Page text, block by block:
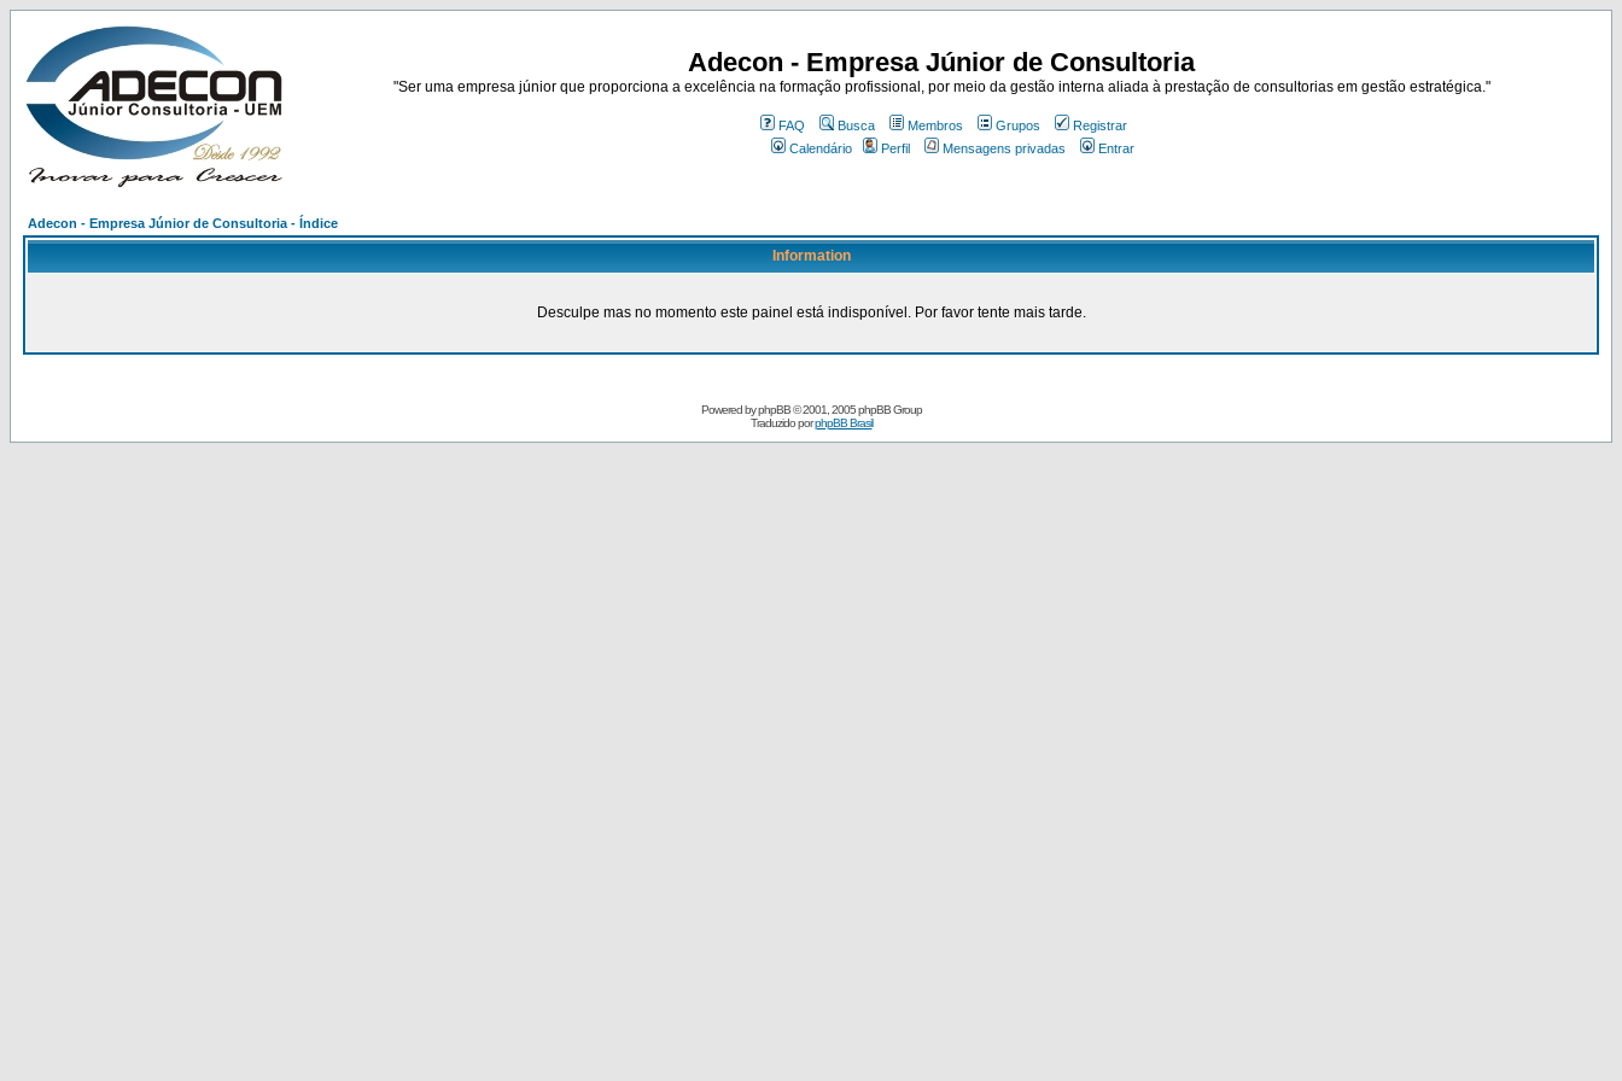
Adecon - Empresa Júnior de Consultoria
"Ser uma empresa júnior que proporciona a excelência na formação profissional, por meio da gestão interna aliada à prestação de consultorias em gestão estratégica."
FAQ Busca Membros Grupos
Registrar
Calendário
Perfil Mensagens privadas Entrar
Adecon - Empresa Júnior de Consultoria - Índice
Information
Desculpe mas no momento este painel está indisponível. Por favor tente mais tarde.
Powered byphpBB© 2001, 2005 phpBB Group
Traduzido porphpBB Brasil